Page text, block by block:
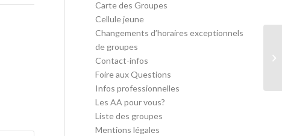
Carte des Groupes
Cellule jeune
Changements d’horaires exceptionnels
de groupes
Contact-infos
Foire aux Questions
Infos professionnelles
Les AA pour vous?
Liste des groupes
Mentions légales